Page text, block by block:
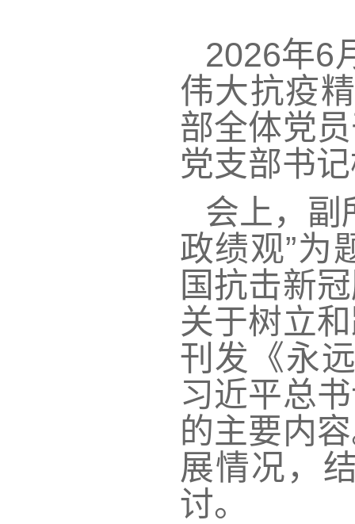
2026年6
伟大抗疫
部全体党
党支部书
会上，副
政绩观”为
国抗击新
关于树立
刊发《永
习近平总
的主要内
展情况，
讨。